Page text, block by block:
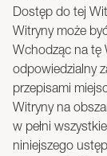
Dostęp do tej
Witryny może
Wchodząc na tę
odpowiedzialny
przepisami
Witryny na
w pełni
niniejszego